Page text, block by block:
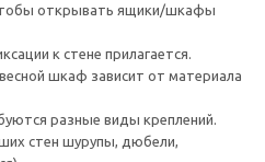
открывать ящики/шкафы
к стене прилагается.
шкаф зависит от материала
разные виды креплений.
стен шурупы, дюбели,